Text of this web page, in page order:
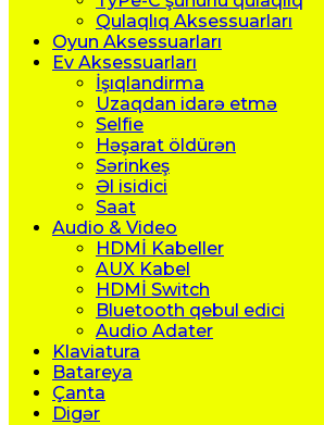
Qulaqlıq Aksessuarları
Oyun Aksessuarları
Ev Aksessuarları
İşıqlandirma
Uzaqdan idarə etmə
Selfie
Həşarat öldürən
Sərinkeş
Əl isidici
Saat
Audio & Video
HDMİ Kabeller
AUX Kabel
HDMİ Switch
Bluetooth qebul edici
Audio Adater
Klaviatura
Batareya
Çanta
Digər